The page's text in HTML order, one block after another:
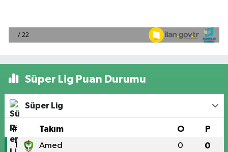
Süper Lig Puan Durumu
Süper Lig
# Takım O P
1 Amed 0 0